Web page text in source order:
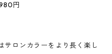
円
ロンカラーをより長く楽し